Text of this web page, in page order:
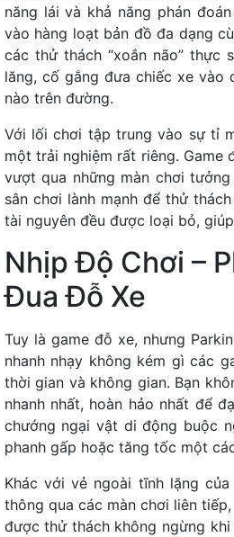
năng lái và khả năng phán
vào hàng loạt bản đồ đa dạng
các thử thách “xoắn não”
lăng, cố gắng đưa chiếc xe
nào trên đường.
Với lối chơi tập trung vào sự tỉ
một trải nghiệm rất riêng. Game
vượt qua những màn chơi
sân chơi lành mạnh để thử
tài nguyên đều được loại bỏ,
Nhịp Độ Chơi –
Đua Đỗ Xe
Tuy là game đỗ xe, nhưng
nhanh nhạy không kém gì các
thời gian và không gian. Bạn
nhanh nhất, hoàn hảo nhất để
chướng ngại vật di động buộc
phanh gấp hoặc tăng tốc một
Khác với vẻ ngoài tĩnh lặng
thông qua các màn chơi liên
được thử thách không ngừng